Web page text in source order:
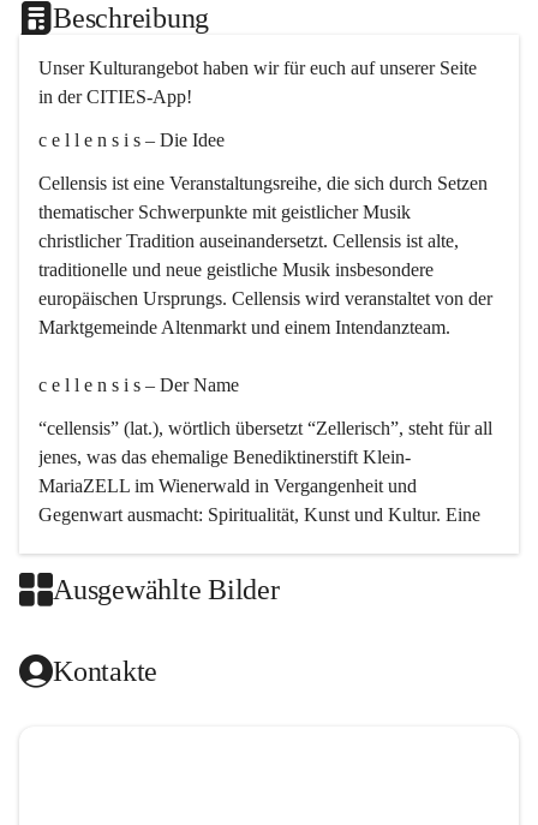
Beschreibung
Unser Kulturangebot haben wir für euch auf unserer Seite
in der CITIES-App!
c e l l e n s i s – Die Idee
Cellensis ist eine Veranstaltungsreihe, die sich durch Setzen
thematischer Schwerpunkte mit geistlicher Musik
christlicher Tradition auseinandersetzt. Cellensis ist alte,
traditionelle und neue geistliche Musik insbesondere
europäischen Ursprungs. Cellensis wird veranstaltet von der
Marktgemeinde Altenmarkt und einem Intendanzteam.
c e l l e n s i s – Der Name
“cellensis” (lat.), wörtlich übersetzt “Zellerisch”, steht für all
jenes, was das ehemalige Benediktinerstift Klein-
MariaZELL im Wienerwald in Vergangenheit und
Gegenwart ausmacht: Spiritualität, Kunst und Kultur. Eine
Kirchenmusik, dem kunstvollen Lob Gottes.
Das kirchenmusikalische Festival Cellensis wird seit dem
Ausgewählte Bilder
Kontakte